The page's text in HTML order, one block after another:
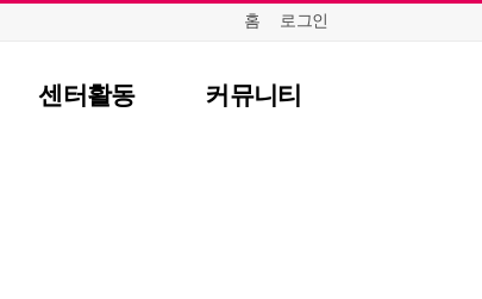
홈 로그인
센터활동 커뮤니티